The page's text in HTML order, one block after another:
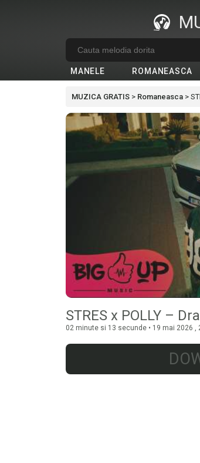
MANELE ROMANEASCA
MUZICA GRATIS > Romaneasca >
STRES x POLLY –
02 minute si 13 secunde • 19 mai 2026 ,